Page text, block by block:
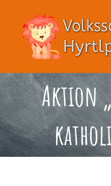
Inhalt
springen
Aktion